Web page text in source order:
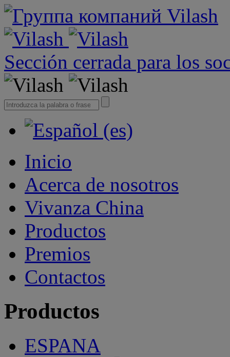
Sección cerrada para los
Inicio
Acerca de nosotros
Vivanza China
Productos
Premios
Contactos
Productos
ESPANA